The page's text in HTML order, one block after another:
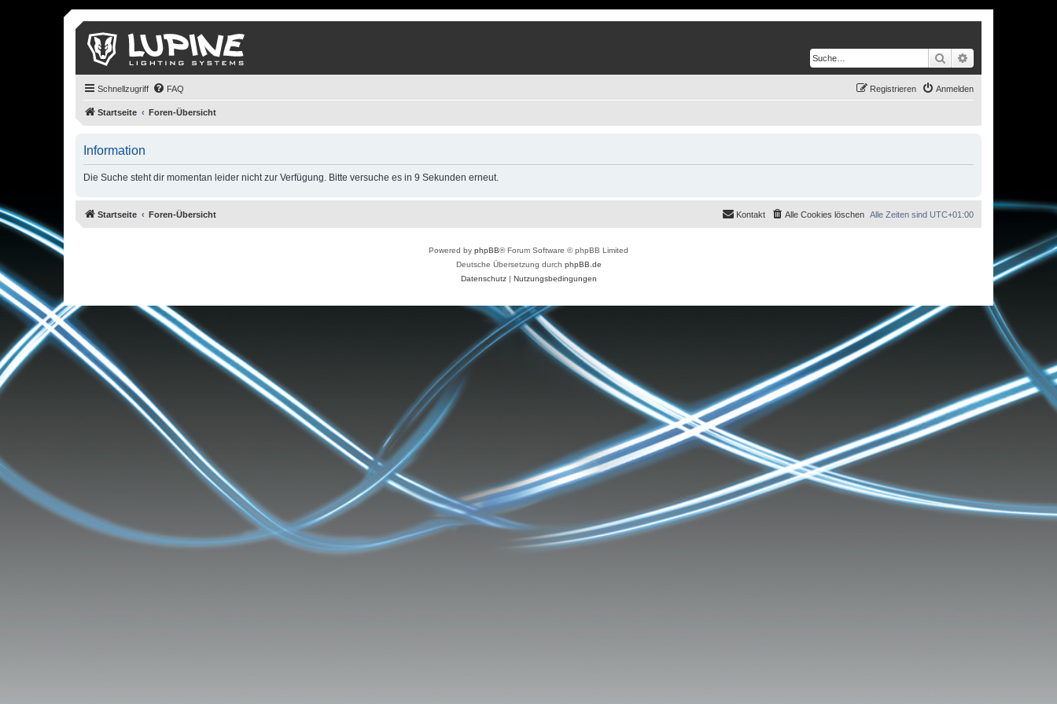
Suche
Schnellzugriff FAQ Anmelden
Registrieren
Startseite Foren-Übersicht
Information
Die Suche steht dir momentan leider nicht zur Verfügung. Bitte versuche es in 9 Sekunden erneut.
Startseite Foren-Übersicht Alle Zeiten sind UTC+01:00
Alle Cookies löschen
Kontakt
Powered by phpBB® Forum Software © phpBB Limited
Deutsche Übersetzung durch phpBB.de
Datenschutz| Nutzungsbedingungen